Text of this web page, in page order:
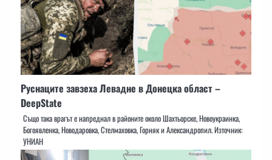
Руснаците завзеха Левадне в Донецка област –
DeepState
Също така врагът е напреднал в районите около Шахтьорске, Новоукраинка,
Богоявленка, Новодаровка, Стелмаховка, Горняк и Александропил. Източник:
УНИАН